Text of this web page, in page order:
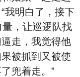
我明白了，接下
，让巡逻队找
走，我觉得他
被抓到又被使
兜着走。”